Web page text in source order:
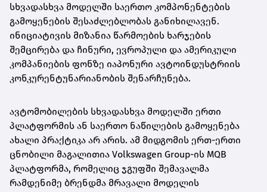
სხვადასხვა მოდელში საერთო კომპონენტების
გამოყენების შესაძლებლობას განიხილავენ.
ინიციატივის მიზანია წარმოების ხარჯების
შემცირება და ჩინური, ევროპული და ამერიკული
კომპანიების ფონზე იაპონური ავტოინდუსტრიის
კონკურენტუნარიანობის შენარჩუნება.
ავტომობილების სხვადასხვა მოდელში ერთი
პლატფორმის ან საერთო ნაწილების გამოყენება
ახალი პრაქტიკა არ არის. ამ მიდგომის ერთ-ერთი
ცნობილი მაგალითია Volkswagen Group-ის MQB
პლატფორმა, რომელიც ჯგუფში შემავალმა
რამდენიმე ბრენდმა მრავალი მოდელის